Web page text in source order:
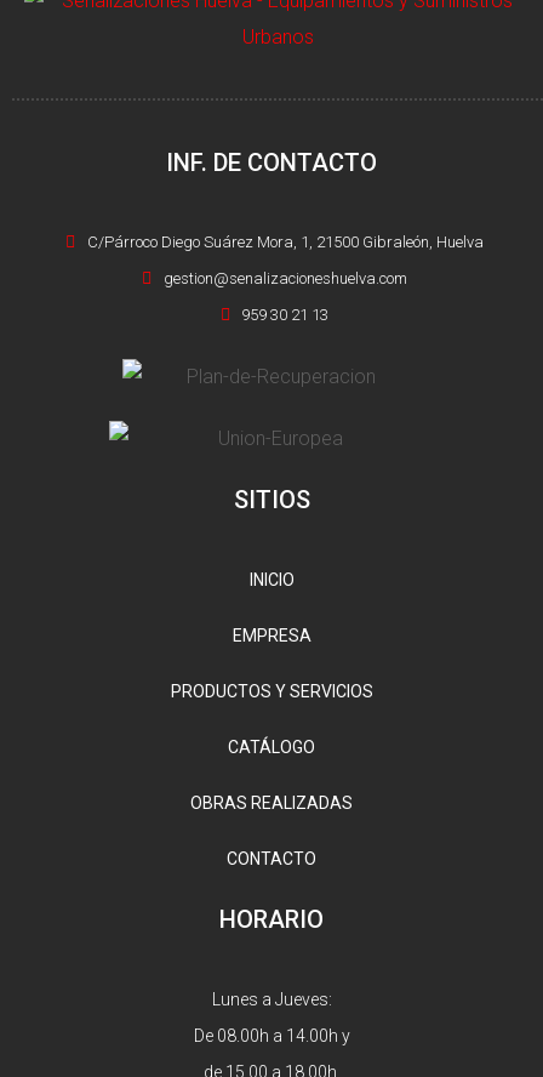
INF. DE CONTACTO
C/Párroco Diego Suárez Mora, 1, 21500 Gibraleón, Huelva
gestion@senalizacioneshuelva.com
959 30 21 13
SITIOS
INICIO
EMPRESA
PRODUCTOS Y SERVICIOS
CATÁLOGO
OBRAS REALIZADAS
CONTACTO
HORARIO
Lunes a Jueves:
De 08.00h a 14.00h y
de 15.00 a 18.00h.